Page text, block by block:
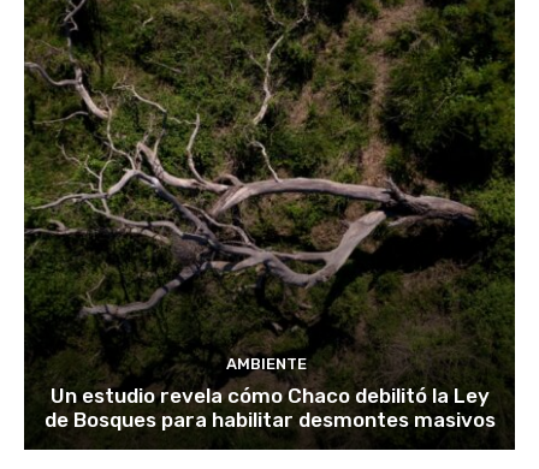
AMBIENTE
Un estudio revela cómo Chaco debilitó la Ley
de Bosques para habilitar desmontes masivos